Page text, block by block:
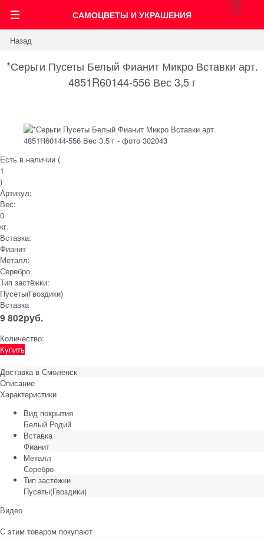
САМОЦВЕТЫ И УКРАШЕНИЯ
0
Назад
*Серьги Пусеты Белый Фианит Микро Вставки арт.
4851R60144-556 Вес 3,5 г
Есть в наличии (
1
)
Артикул:
Вес:
0
кг.
Вставка:
Фианит
Металл:
Серебро
Тип застёжки:
Пусеты(Гвоздики)
Вставка
9 802руб.
Количество:
Купить
Доставка в Смоленск
Описание
Характеристики
Вид покрытия
Белый Родий
Вставка
Фианит
Металл
Серебро
Тип застёжки
Пусеты(Гвоздики)
Видео
С этим товаром покупают